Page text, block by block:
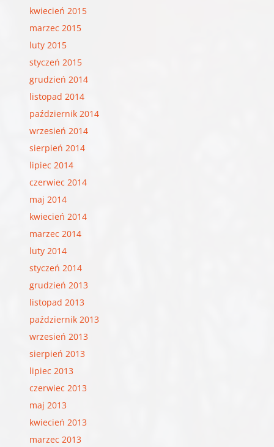
kwiecień 2015
marzec 2015
luty 2015
styczeń 2015
grudzień 2014
listopad 2014
październik 2014
wrzesień 2014
sierpień 2014
lipiec 2014
czerwiec 2014
maj 2014
kwiecień 2014
marzec 2014
luty 2014
styczeń 2014
grudzień 2013
listopad 2013
październik 2013
wrzesień 2013
sierpień 2013
lipiec 2013
czerwiec 2013
maj 2013
kwiecień 2013
marzec 2013